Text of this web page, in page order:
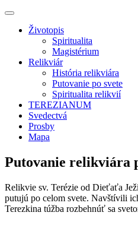
Životopis
Spiritualita
Magistérium
Relikviár
História relikviára
Putovanie po svete
Spiritualita relikvií
TEREZIANUM
Svedectvá
Prosby
Mapa
Putovanie relikviára
Relikvie sv. Terézie od Dieťaťa
putujú po celom svete. Navštívili
Terezkina túžba rozbehnúť sa